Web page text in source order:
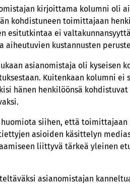
kirjoittama kolumni oli
kohdistuneen toimittajaan
esitutkintaa ei
aiheutuvien kustannusten
asianomistaja oli kyseisen
Kuitenkaan kolumni
hänen henkilöönsä
siihen, että
asioiden käsittelyn
liittyvä tärkeä yleinen
asianomistajan